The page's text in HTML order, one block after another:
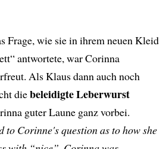
Frage, wie sie in ihrem neuen Kleid
antwortete, war Corinna
Als Klaus dann auch noch
diebeleidigte Leberwurst
guter Laune ganz vorbei.
to Corinne's question as to how she